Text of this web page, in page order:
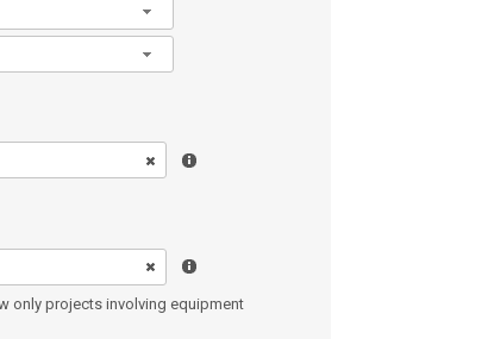
only projects involving equipment